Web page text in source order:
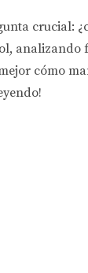
crucial:
analizando
cómo